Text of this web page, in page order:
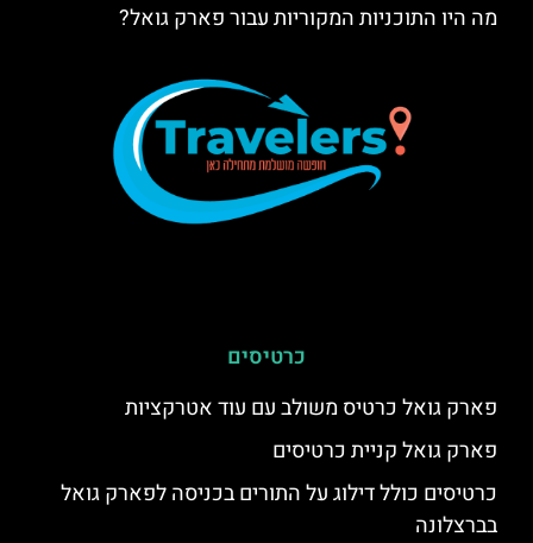
מה היו התוכניות המקוריות עבור פארק גואל?
כרטיסים
פארק גואל כרטיס משולב עם עוד אטרקציות
פארק גואל קניית כרטיסים
כרטיסים כולל דילוג על התורים בכניסה לפארק גואל
בברצלונה